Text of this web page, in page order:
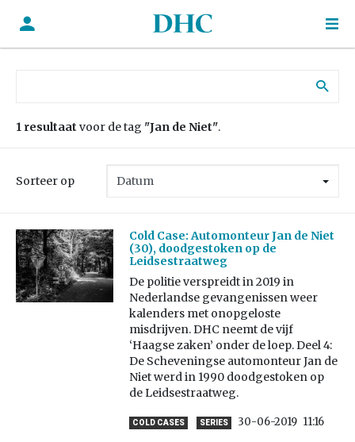
1 resultaat voor de tag "Jan de Niet".
Sorteer op
Cold Case: Automonteur Jan de Niet
(30), doodgestoken op de
Leidsestraatweg
De politie verspreidt in 2019 in
Nederlandse gevangenissen weer
kalenders met onopgeloste
misdrijven. DHC neemt de vijf
‘Haagse zaken’ onder de loep. Deel 4:
De Scheveningse automonteur Jan de
Niet werd in 1990 doodgestoken op
de Leidsestraatweg.
COLD CASES SERIES 30-06-2019 11:16